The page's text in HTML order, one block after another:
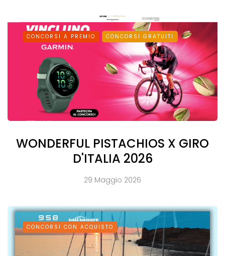
CONCORSI A PREMIO CONCORSI GRATUITI
WONDERFUL PISTACHIOS X GIRO
D'ITALIA 2026
29 Maggio 2026
CONCORSI CON ACQUISTO